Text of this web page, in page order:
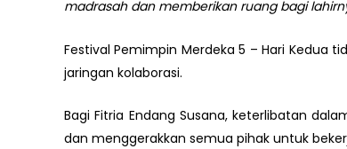
madrasah dan memberikan ruang bagi
Festival Pemimpin Merdeka 5 – Hari Kedua
jaringan kolaborasi.
Bagi Fitria Endang Susana, keterlibatan
dan menggerakkan semua pihak untuk